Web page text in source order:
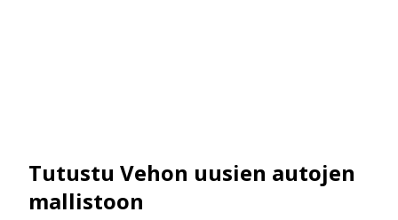
Tutustu Vehon uusien autojen
mallistoon